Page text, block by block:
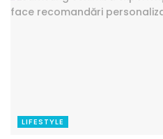
LIFESTYLE